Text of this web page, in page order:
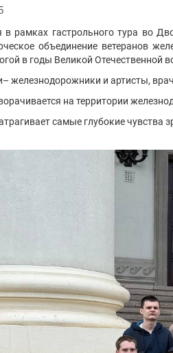
в рамках гастрольного тура во
объединение ветеранов
в годы Великой Отечественной
железнодорожники и артисты,
на территории
самые глубокие чувства